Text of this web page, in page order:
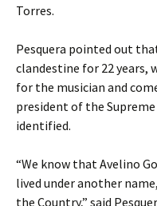
Torres.
Pesquera pointed out
clandestine for 22 years,
for the musician and
president of the
identified.
“We know that Avelino
lived under another
the Country,” said